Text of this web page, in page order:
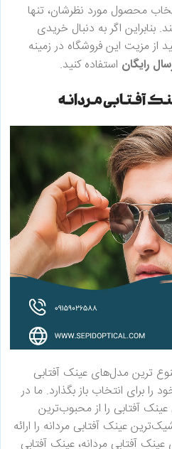
محصول مورد نظرشان، تنها
اگر به دنبال خریدی
از مزیت این فروشگاه در زمینه
رایگان استفاده کنید.
آفتابی مردانه
ترین مدل‌های عینک آفتابی
برای انتخاب باز بگذارد. ما در
آفتابی را از محبوب‌ترین
عینک آفتابی مردانه را ارائه
آفتابی مردانه، عینک آفتابی